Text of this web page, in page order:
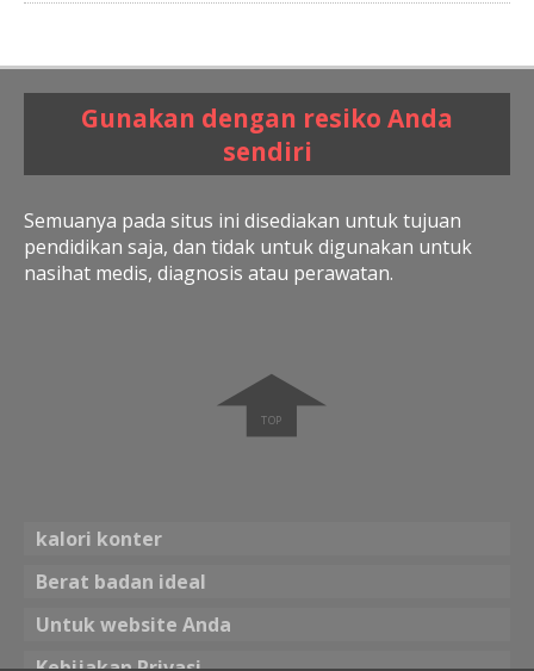
Gunakan dengan resiko Anda
sendiri
Semuanya pada situs ini disediakan untuk tujuan
pendidikan saja, dan tidak untuk digunakan untuk
nasihat medis, diagnosis atau perawatan.
➧
kalori konter
Berat badan ideal
Untuk website Anda